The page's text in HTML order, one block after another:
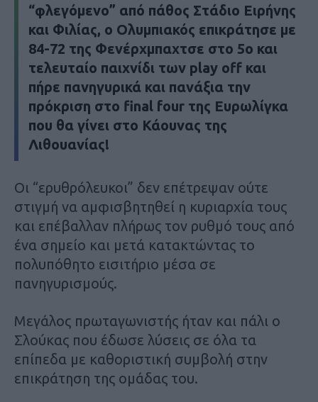
“φλεγόμενο” από πάθος Στάδιο Ειρήνης
και Φιλίας, ο Ολυμπιακός επικράτησε με
84-72 της Φενέρχμπαχτσε στο 5ο και
τελευταίο παιχνίδι των play off και
πήρε πανηγυρικά και πανάξια την
πρόκριση στο final four της Ευρωλίγκα
που θα γίνει στο Κάουνας της
Λιθουανίας!
Οι “ερυθρόλευκοι” δεν επέτρεψαν ούτε
στιγμή να αμφισβητηθεί η κυριαρχία τους
και επέβαλλαν πλήρως τον ρυθμό τους από
ένα σημείο και μετά κατακτώντας το
πολυπόθητο εισιτήριο μέσα σε
πανηγυρισμούς.
Μεγάλος πρωταγωνιστής ήταν και πάλι ο
Σλούκας που έδωσε λύσεις σε όλα τα
επίπεδα με καθοριστική συμβολή στην
επικράτηση της ομάδας του.